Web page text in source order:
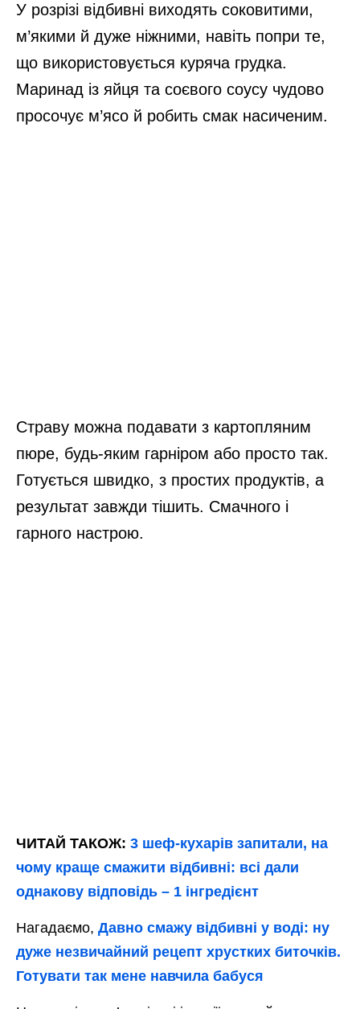
У розрізі відбивні виходять соковитими,
м’якими й дуже ніжними, навіть попри те,
що використовується куряча грудка.
Маринад із яйця та соєвого соусу чудово
просочує м’ясо й робить смак насиченим.
Страву можна подавати з картопляним
пюре, будь-яким гарніром або просто так.
Готується швидко, з простих продуктів, а
результат завжди тішить. Смачного і
гарного настрою.
ЧИТАЙ ТАКОЖ: 3 шеф-кухарів запитали, на
чому краще смажити відбивні: всі дали
однакову відповідь – 1 інгредієнт
Нагадаємо, Давно смажу відбивні у воді: ну
дуже незвичайний рецепт хрустких биточків.
Готувати так мене навчила бабуся